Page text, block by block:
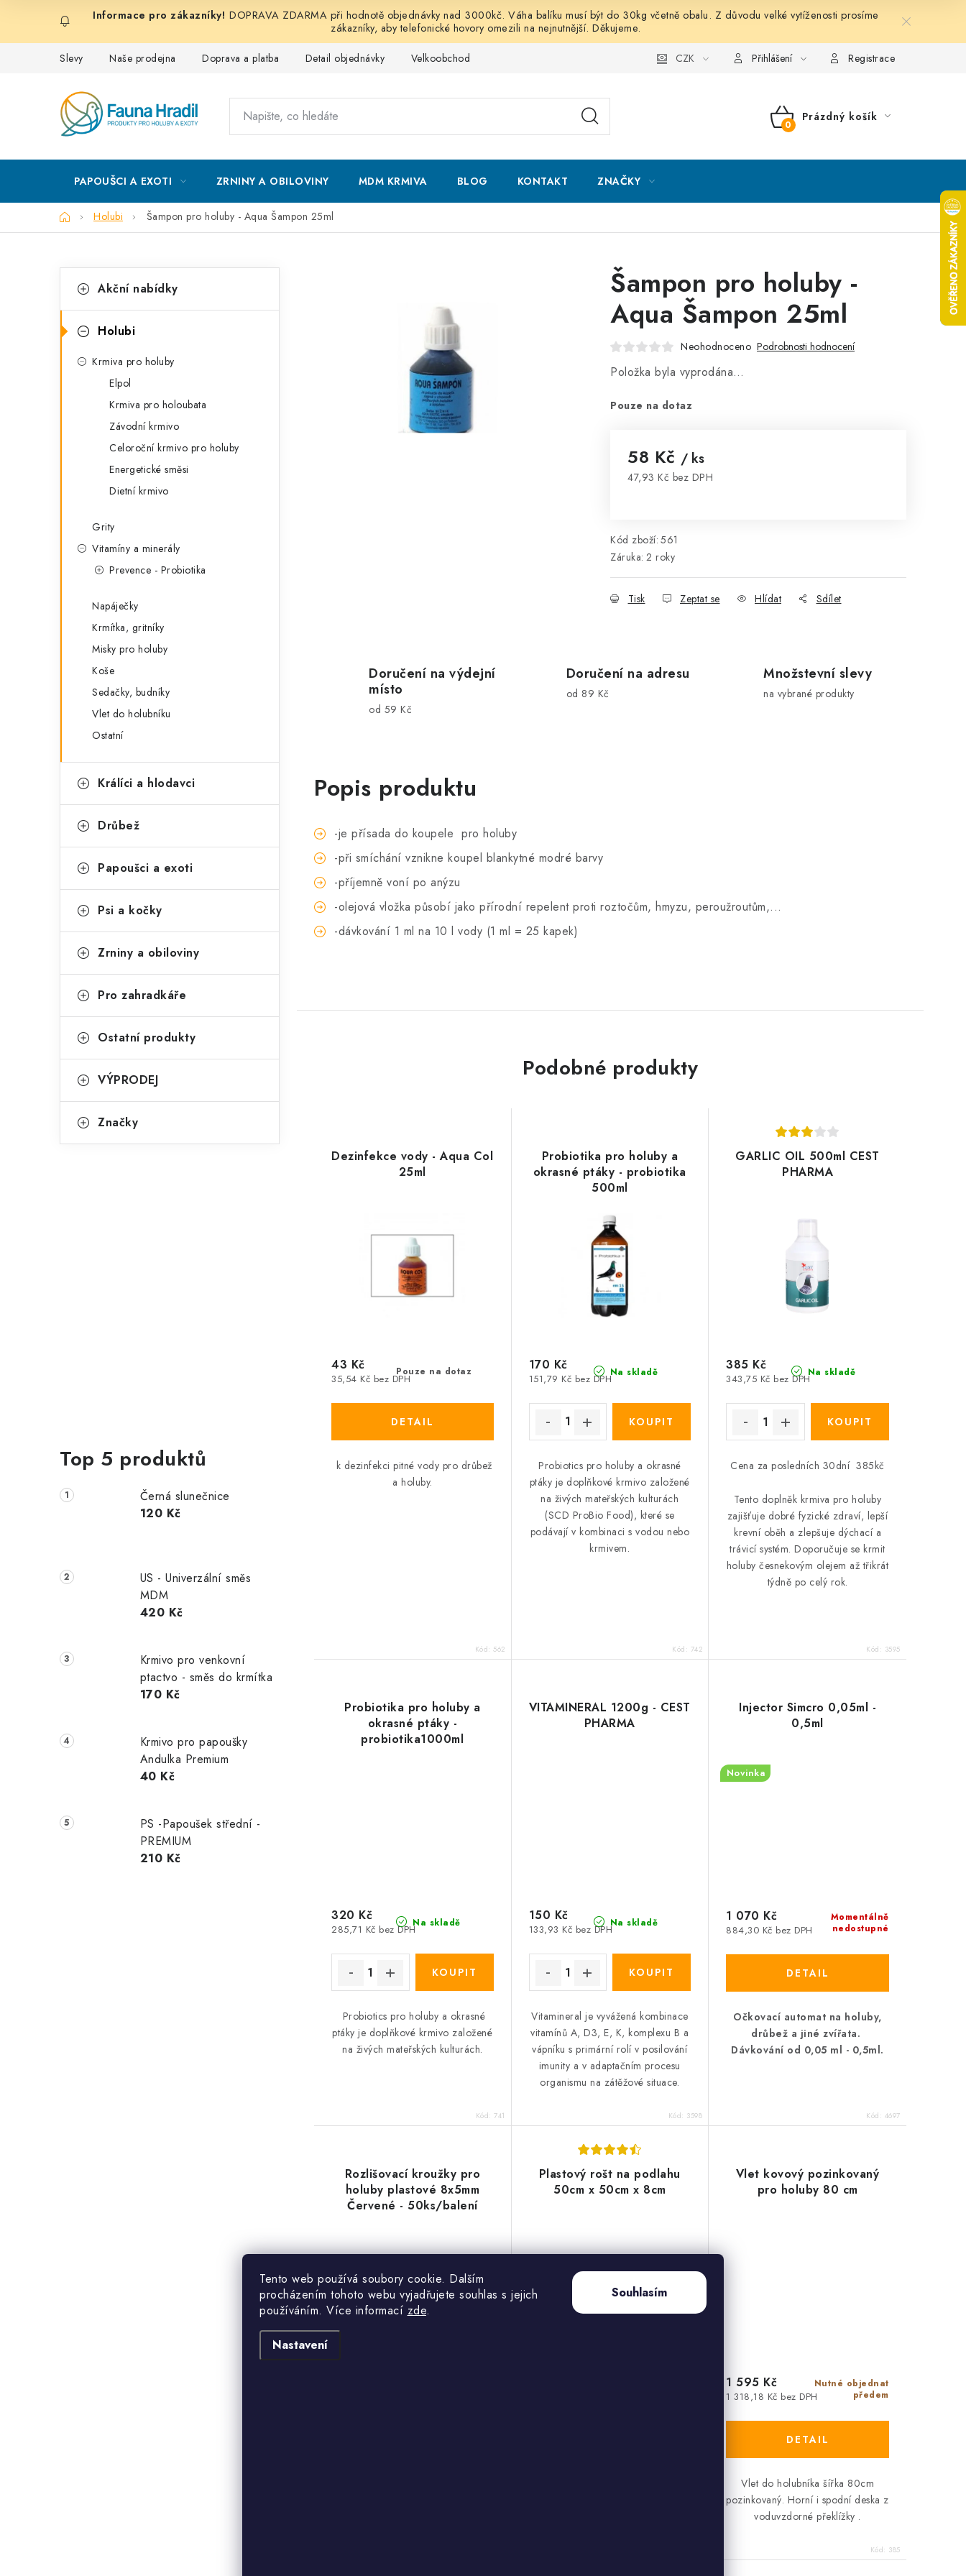
Tento web používá soubory cookie. Dalším
procházením tohoto webu vyjadřujete souhlas s jejich
používáním. Více informací zde.
Nastavení
Souhlasím
obsah
DOPRAVA ZDARMA při hodnotě objednávky nad 3000kč. Váha balíku musí být do 30kg včetně obalu. Z důvodu velké vytíženosti prosíme
zákazníky, aby telefonické hovory omezili na nejnutnější. Děkujeme.
Slevy Naše prodejna Doprava a platba Detail objednávky Velkoobchod Podmínky ochrany osobních údajů Mapa serveru Kontakt
CZK Přihlášení Registrace
NÁKUPNÍ
Prázdný košík
PAPOUŠCI A EXOTI ZRNINY A OBILOVINY MDM KRMIVA BLOG KONTAKT ZNAČKY
DomůHolubi Šampon pro holuby - Aqua Šampon 25ml
o
s
kategorie
a
t
Akční nabídky
Holubi
Krmiva pro holuby
Elpol
Krmiva pro holoubata
Závodní krmivo
Celoroční krmivo pro holuby
Energetické směsi
Dietní krmivo
Grity
Vitamíny a minerály
Prevence - Probiotika
Napáječky
Krmítka, gritníky
Misky pro holuby
Koše
Sedačky, budníky
Vlet do holubníku
Ostatní
Králíci a hlodavci
Drůbež
Papoušci a exoti
Psi a kočky
Zrniny a obiloviny
Pro zahradkáře
Ostatní produkty
VÝPRODEJ
Značky
Top 5 produktů
Černá slunečnice
120 Kč
US - Univerzální směs
MDM
420 Kč
Krmivo pro venkovní
ptactvo - směs do krmítka
170 Kč
Krmivo pro papoušky
Andulka Premium
40 Kč
PS -Papoušek střední -
PREMIUM
210 Kč
Šampon pro holuby -
Aqua Šampon 25ml
Neohodnoceno Podrobnosti hodnocení
Položka byla vyprodána…
Pouze na dotaz
58 Kč / ks
47,93 Kč bez DPH
Kód zboží: 561
Záruka: 2 roky
Tisk Zeptat se Hlídat Sdílet
Doručení na výdejní
místo
od 59 Kč
Doručení na adresu
od 89 Kč
Množstevní slevy
na vybrané produkty
Popis produktu
-je přísada do koupele pro holuby
-při smíchání vznikne koupel blankytné modré barvy
-příjemně voní po anýzu
-olejová vložka působí jako přírodní repelent proti roztočům, hmyzu, peroužroutům,...
-dávkování 1 ml na 10 l vody (1 ml = 25 kapek)
Podobné produkty
Dezinfekce vody - Aqua Col
25ml
Pouze na dotaz
35,54 Kč bez DPH
43 Kč
k dezinfekci pitné vody pro drůbež
a holuby.
Kód:562
Probiotika pro holuby a
okrasné ptáky - probiotika
500ml
Na skladě
151,79 Kč bez DPH
170 Kč
Probiotics pro holuby a okrasné
ptáky je doplňkové krmivo založené
na živých mateřských kulturách
(SCD ProBio Food), které se
podávají v kombinaci s vodou nebo
krmivem.
Kód: 742
GARLIC OIL 500ml CEST
PHARMA
Na skladě
343,75 Kč bez DPH
385 Kč
Cena za posledních 30dní 385kč
Tento doplněk krmiva pro holuby
zajišťuje dobré fyzické zdraví, lepší
krevní oběh a zlepšuje dýchací a
trávicí systém. Doporučuje se krmit
holuby česnekovým olejem až třikrát
týdně po celý rok.
Kód: 3595
Probiotika pro holuby a
okrasné ptáky -
probiotika1000ml
Na skladě
285,71 Kč bez DPH
320 Kč
Probiotics pro holuby a okrasné
ptáky je doplňkové krmivo založené
na živých mateřských kulturách.
Kód:741
VITAMINERAL 1200g - CEST
PHARMA
Na skladě
133,93 Kč bez DPH
150 Kč
Vitamineral je vyvážená kombinace
vitamínů A, D3, E, K, komplexu B a
vápníku s primární rolí v posilování
imunity a v adaptačním procesu
organismu na zátěžové situace.
Kód: 3598
Injector Simcro 0,05ml -
0,5ml
Novinka
Momentálně
nedostupné
884,30 Kč bez DPH
1 070 Kč
Očkovací automat na holuby,
drůbež a jiné zvířata.
Dávkování od 0,05 ml - 0,5ml.
Kód: 4697
Rozlišovací kroužky pro
holuby plastové 8x5mm
Červené - 50ks/balení
Plastový rošt na podlahu
50cm x 50cm x 8cm
Vlet kovový pozinkovaný
pro holuby 80 cm
Nutné objednat
předem
1 318,18 Kč bez DPH
1 595 Kč
Vlet do holubníka šířka 80cm
pozinkovaný. Horní i spodní deska z
voduvzdorné překlížky .
Kód: 385